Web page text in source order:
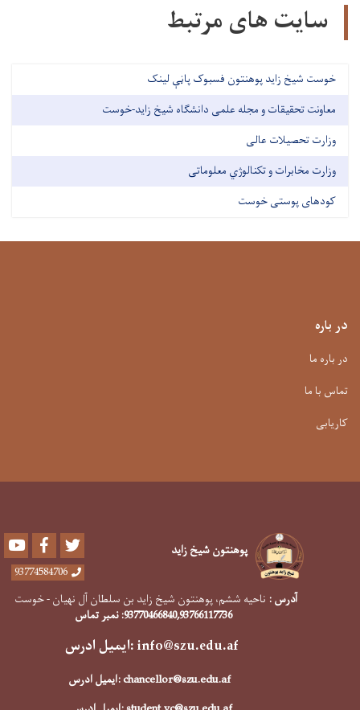
سایت های مرتبط
خوست شیخ زاید پوهنتون فسبوک پاڼې لینک
معاونت تحقیقات و مجله علمی دانشگاه شیخ زاید-خوست
وزارت تحصیلات عالی
وزارت مخابرات و تکنالوژي معلوماتی
کودهای پوستی خوست
در باره
در باره ما
تماس با ما
کاریابی
پوهنتون شیخ زاید Youtube Facebook
93774584706
آدرس : ناحیه ششم، پوهنتون شیخ زاید بن سلطان آل نهیان - خوست
93770466840,93766117736 : نمبر تماس
info@szu.edu.af:ایمیل ادرس
chancellor@szu.edu.af:ایمیل ادرس